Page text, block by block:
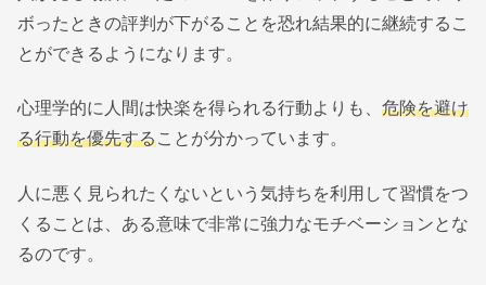
ボったときの評判が下がることを恐れ結果的に継続するこ
とができるようになります。
心理学的に人間は快楽を得られる行動よりも、 危険を避け
る行動を優先することが分かっています。
人に悪く見られたくないという気持ちを利用して習慣をつ
くることは、ある意味で非常に強力なモチベーションとな
るのです。